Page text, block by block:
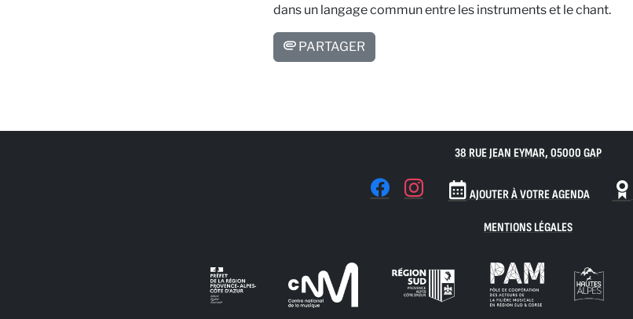
dans un langage commun entre les instruments et le chant.
PARTAGER
38 RUE JEAN EYMAR, 05000 GAP
AJOUTER À VOTRE AGENDA
MENTIONS LÉGALES